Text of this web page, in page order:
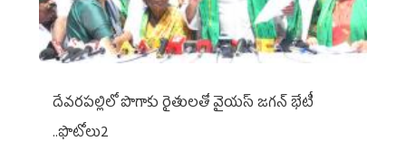
దేవరపల్లిలో పొగాకు రైతులతో వైయస్ జగన్ భేటీ
..ఫొటోలు2